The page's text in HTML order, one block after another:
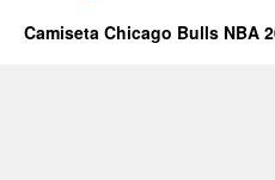
Camiseta Chicago Bulls NBA